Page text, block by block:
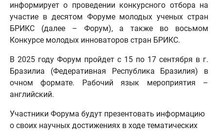
информирует о проведении конкурсного отбора на
участие в десятом Форуме молодых ученых стран
БРИКС (далее – Форум), а также во восьмом
Конкурсе молодых инноваторов стран БРИКС.
В 2025 году Форум пройдет с 15 по 17 сентября в г.
Бразилиа (Федеративная Республика Бразилия) в
очном формате. Рабочий язык мероприятия –
английский.
Участники Форума будут презентовать информацию
о своих научных достижениях в ходе тематических